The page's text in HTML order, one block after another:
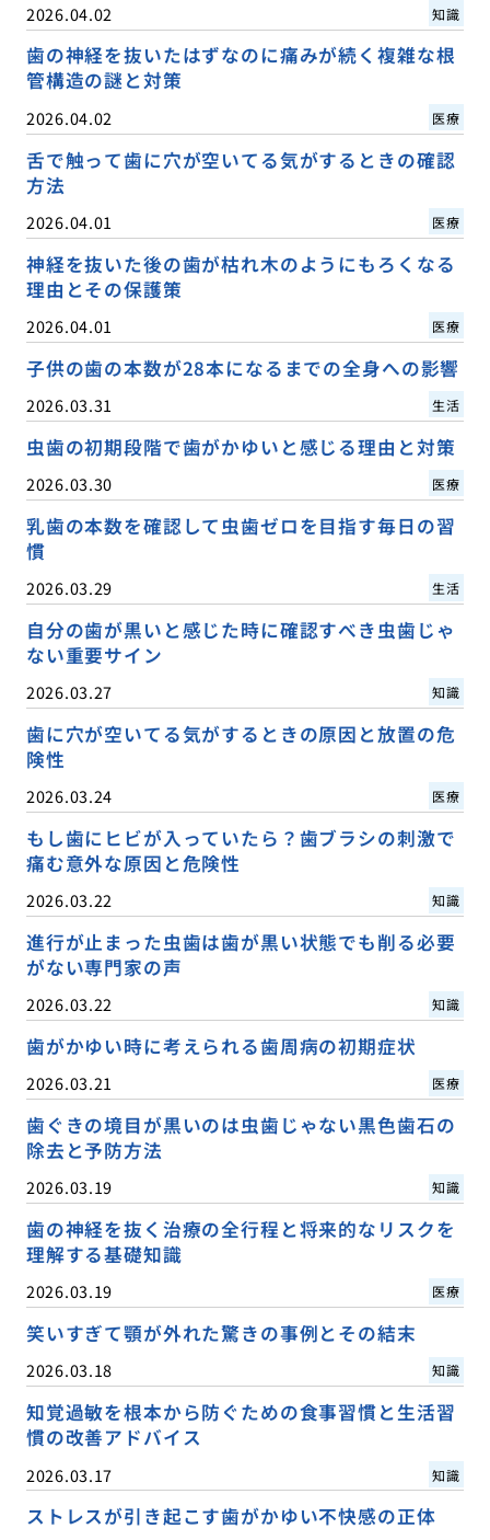
2026.04.02 知識
歯の神経を抜いたはずなのに痛みが続く複雑な根
管構造の謎と対策
2026.04.02 医療
舌で触って歯に穴が空いてる気がするときの確認
方法
2026.04.01 医療
神経を抜いた後の歯が枯れ木のようにもろくなる
理由とその保護策
2026.04.01 医療
子供の歯の本数が28本になるまでの全身への影響
2026.03.31 生活
虫歯の初期段階で歯がかゆいと感じる理由と対策
2026.03.30 医療
乳歯の本数を確認して虫歯ゼロを目指す毎日の習
慣
2026.03.29 生活
自分の歯が黒いと感じた時に確認すべき虫歯じゃ
ない重要サイン
2026.03.27 知識
歯に穴が空いてる気がするときの原因と放置の危
険性
2026.03.24 医療
もし歯にヒビが入っていたら？歯ブラシの刺激で
痛む意外な原因と危険性
2026.03.22 知識
進行が止まった虫歯は歯が黒い状態でも削る必要
がない専門家の声
2026.03.22 知識
歯がかゆい時に考えられる歯周病の初期症状
2026.03.21 医療
歯ぐきの境目が黒いのは虫歯じゃない黒色歯石の
除去と予防方法
2026.03.19 知識
歯の神経を抜く治療の全行程と将来的なリスクを
理解する基礎知識
2026.03.19 医療
笑いすぎて顎が外れた驚きの事例とその結末
2026.03.18 知識
知覚過敏を根本から防ぐための食事習慣と生活習
慣の改善アドバイス
2026.03.17 知識
ストレスが引き起こす歯がかゆい不快感の正体